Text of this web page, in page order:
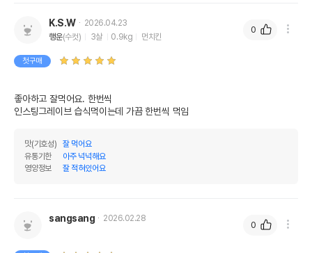
K.S.W
2026.04.23
행운(수컷) 3살 0.9kg 먼치킨
첫구매
좋아하고 잘먹어요. 한번씩
맛(기호성)
잘 먹어요
유통기한
아주 넉넉해요
영양정보
잘 적혀있어요
0
sangsang 2026.02.28
0